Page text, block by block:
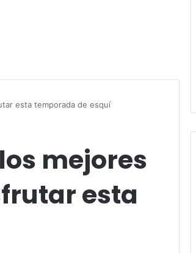
esta temporada de esquí
mejores
esta